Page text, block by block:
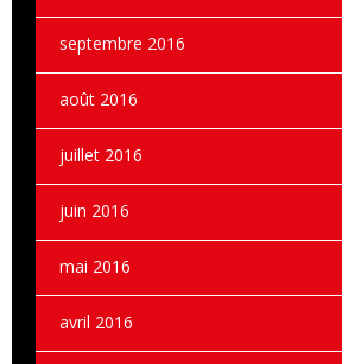
septembre 2016
août 2016
juillet 2016
juin 2016
mai 2016
avril 2016